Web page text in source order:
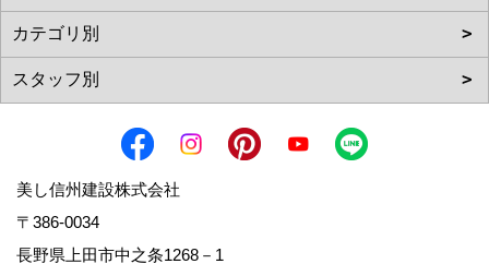
美し信州建設株式会社
〒386-0034
長野県上田市中之条1268－1